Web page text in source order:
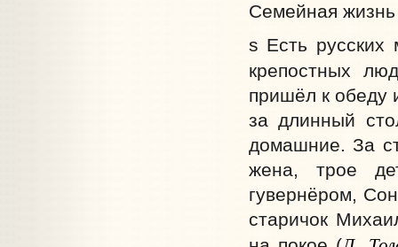
Семейная жизнь
s Есть
крепостных
пришёл к обеду
за длинный
домашние. За
жена, трое
гувернёром,
старичок